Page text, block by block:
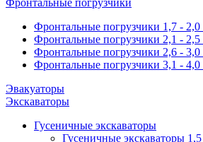
Фронтальные погрузчики
Фронтальные погрузчики 1,7 -
Фронтальные погрузчики 2,1 -
Фронтальные погрузчики 2,6 -
Фронтальные погрузчики 3,1 -
Эвакуаторы
Экскаваторы
Гусеничные экскаваторы
Гусеничные экскаваторы